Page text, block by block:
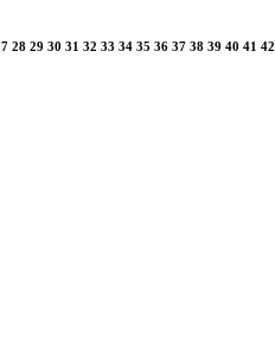
28 29 30 31 32 33 34 35 36 37 38 39 40 41 42